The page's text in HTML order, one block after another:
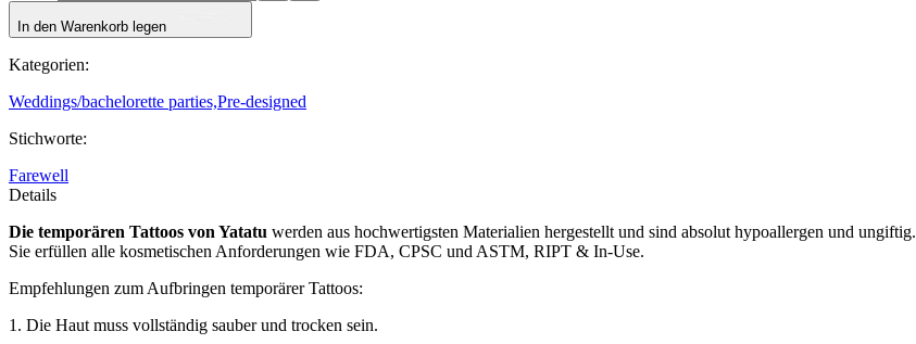
In den Warenkorb legen
Kategorien:
Weddings/bachelorette parties,Pre-designed
Stichworte:
Farewell
Details
Die temporären Tattoos von Yatatu werden aus hochwertigsten Materialien hergestellt und sind absolut hypoallergen und ungiftig.
Sie erfüllen alle kosmetischen Anforderungen wie FDA, CPSC und ASTM, RIPT & In-Use.
Empfehlungen zum Aufbringen temporärer Tattoos:
1. Die Haut muss vollständig sauber und trocken sein.